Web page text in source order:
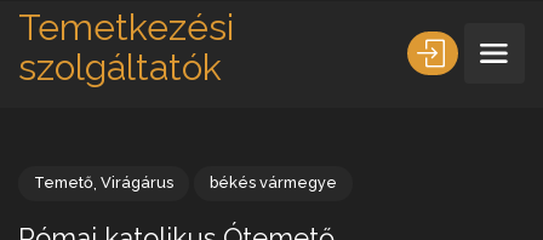
Temetkezési
szolgáltatók